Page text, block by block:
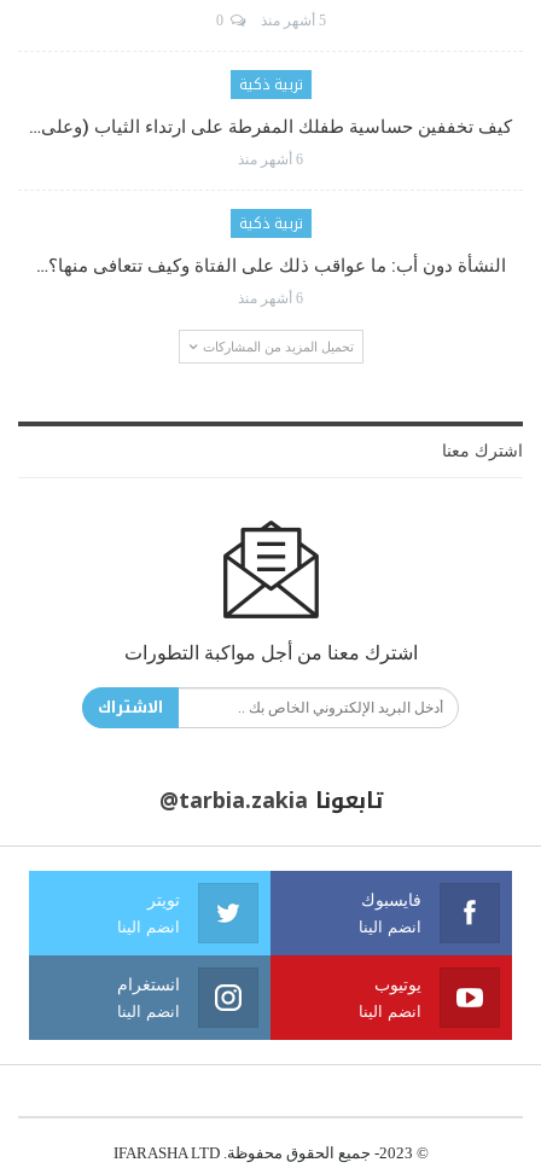
5 أشهر منذ 0
تربية ذكية
كيف تخففين حساسية طفلك المفرطة على ارتداء الثياب (وعلى…
6 أشهر منذ
تربية ذكية
النشأة دون أب: ما عواقب ذلك على الفتاة وكيف تتعافى منها؟…
6 أشهر منذ
تحميل المزيد من المشاركات
اشترك معنا
اشترك معنا من أجل مواكبة التطورات
الاشتراك
تابعونا @tarbia.zakia
فايسبوك
انضم الينا
تويتر
انضم الينا
يوتيوب
انضم الينا
انستغرام
انضم الينا
© 2023- جميع الحقوق محفوظة. IFARASHA LTD